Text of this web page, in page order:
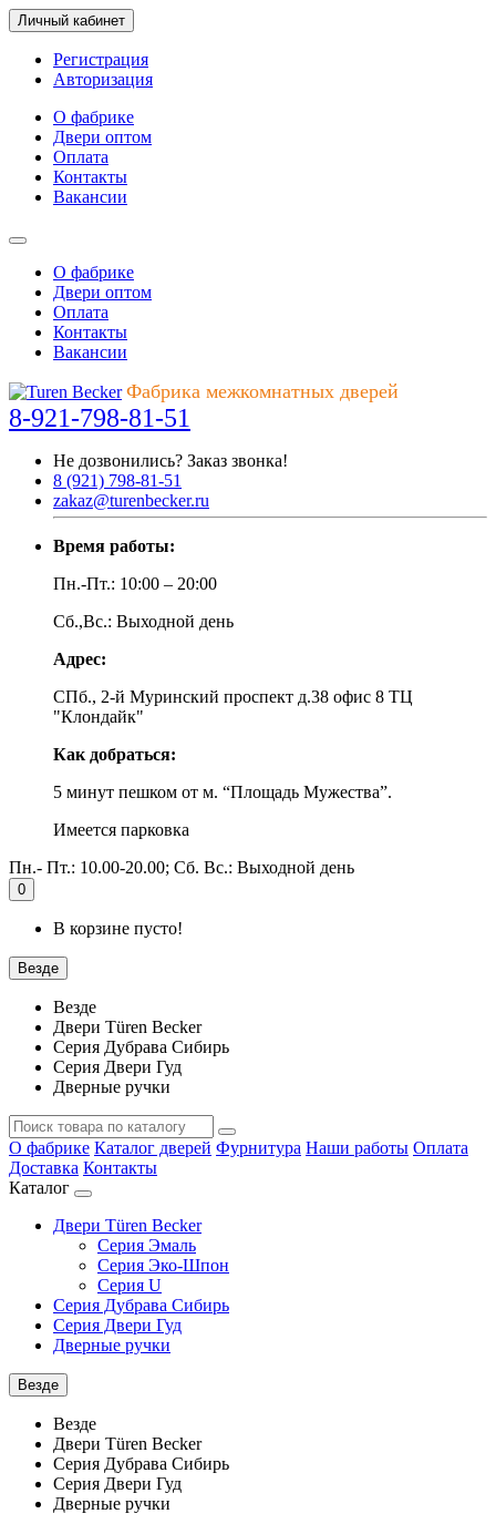
Личный кабинет
Регистрация
Авторизация
О фабрике
Двери оптом
Оплата
Контакты
Вакансии
О фабрике
Двери оптом
Оплата
Контакты
Вакансии
Фабрика межкомнатных дверей
8-921-798-81-51
Не дозвонились? Заказ звонка!
8 (921) 798-81-51
zakaz@turenbecker.ru
Время работы:
Пн.-Пт.: 10:00 – 20:00
Сб.,Вс.: Выходной день
Адрес:
СПб., 2-й Муринский проспект д.38 офис 8 ТЦ
"Клондайк"
Как добраться:
5 минут пешком от м. “Площадь Мужества”.
Имеется парковка
Пн.- Пт.: 10.00-20.00; Сб. Вс.: Выходной день
0
В корзине пусто!
Везде
Везде
Двери Türen Becker
Серия Дубрава Сибирь
Серия Двери Гуд
Дверные ручки
О фабрике Каталог дверей Фурнитура Наши работы Оплата
Доставка Контакты
Каталог
Двери Türen Becker
Серия Эмаль
Серия Эко-Шпон
Серия U
Серия Дубрава Сибирь
Серия Двери Гуд
Дверные ручки
Везде
Везде
Двери Türen Becker
Серия Дубрава Сибирь
Серия Двери Гуд
Дверные ручки